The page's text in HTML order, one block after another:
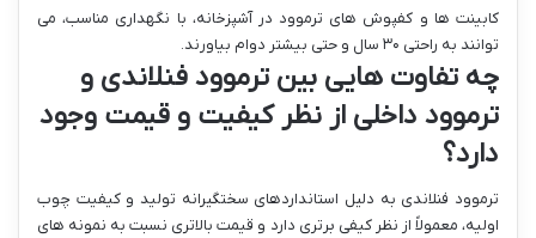
کابینت ها و کفپوش های ترموود در آشپزخانه، با نگهداری مناسب، می
توانند به راحتی ۳۰ سال و حتی بیشتر دوام بیاورند.
چه تفاوت هایی بین ترموود فنلاندی و
ترموود داخلی از نظر کیفیت و قیمت وجود
دارد؟
ترموود فنلاندی به دلیل استانداردهای سختگیرانه تولید و کیفیت چوب
اولیه، معمولاً از نظر کیفی برتری دارد و قیمت بالاتری نسبت به نمونه های